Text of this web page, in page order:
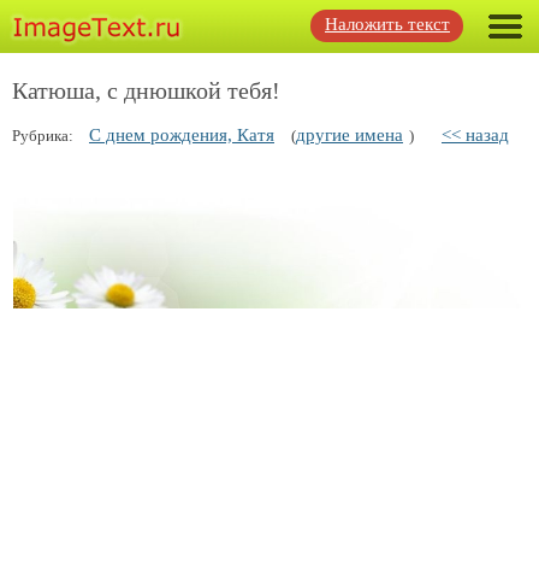
Наложить текст
Катюша, с днюшкой тебя!
Рубрика: С днем рождения, Катя (другие имена ) << назад